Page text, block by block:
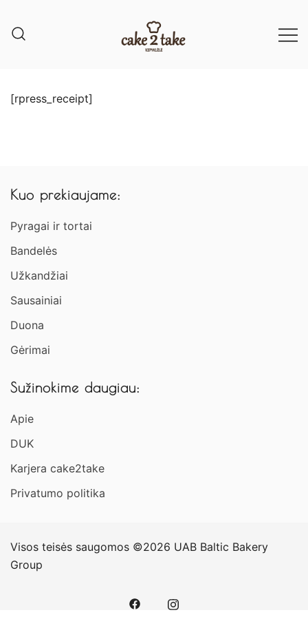
[rpress_receipt]
Kuo prekiaujame:
Pyragai ir tortai
Bandelės
Užkandžiai​
Sausainiai
Duona
Gėrimai
Sužinokime daugiau:
Apie
DUK
Karjera cake2take
Privatumo politika
Visos teisės saugomos ©2026 UAB Baltic Bakery
Group